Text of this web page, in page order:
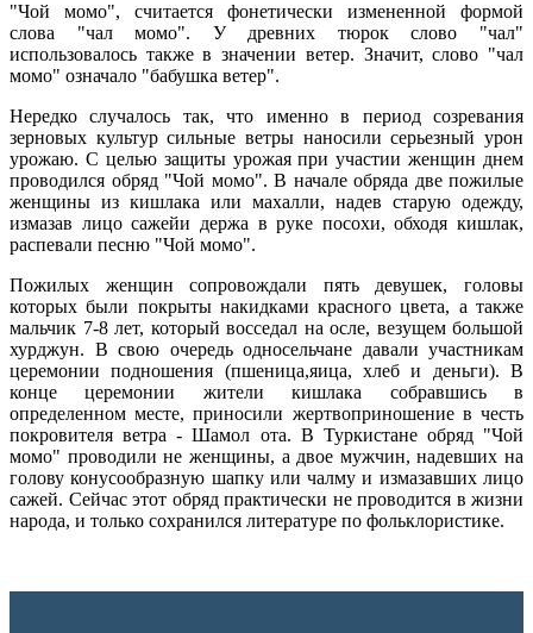
"Чой момо", считается фонетически измененной формой
слова "чал момо". У древних тюрок слово "чал"
использовалось также в значении ветер. Значит, слово "чал
момо" означало "бабушка ветер".
Нередко случалось так, что именно в период созревания
зерновых культур сильные ветры наносили серьезный урон
урожаю. С целью защиты урожая при участии женщин днем
проводился обряд "Чой момо". В начале обряда две пожилые
женщины из кишлака или махалли, надев старую одежду,
измазав лицо сажейи держа в руке посохи, обходя кишлак,
распевали песню "Чой момо".
Пожилых женщин сопровождали пять девушек, головы
которых были покрыты накидками красного цвета, а также
мальчик 7-8 лет, который восседал на осле, везущем большой
хурджун. В свою очередь односельчане давали участникам
церемонии подношения (пшеница,яица, хлеб и деньги). В
конце церемонии жители кишлака собравшись в
определенном месте, приносили жертвоприношение в честь
покровителя ветра - Шамол ота. В Туркистане обряд "Чой
момо" проводили не женщины, а двое мужчин, надевших на
голову конусообразную шапку или чалму и измазавших лицо
сажей. Сейчас этот обряд практически не проводится в жизни
народа, и только сохранился литературе по фольклористике.